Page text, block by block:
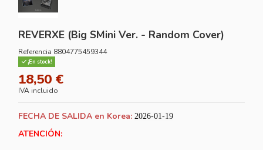
REVERXE (Big SMini Ver. - Random Cover)
Referencia 8804775459344
¡En stock!
18,50 €
IVA incluido
FECHA DE SALIDA en Korea: 2026-01-19
ATENCIÓN: